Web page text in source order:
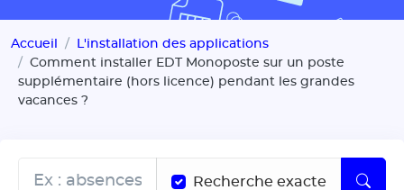
Accueil
L'installation des applications
Comment installer EDT Monoposte sur un poste
supplémentaire (hors licence) pendant les grandes
vacances ?
Recherche exacte